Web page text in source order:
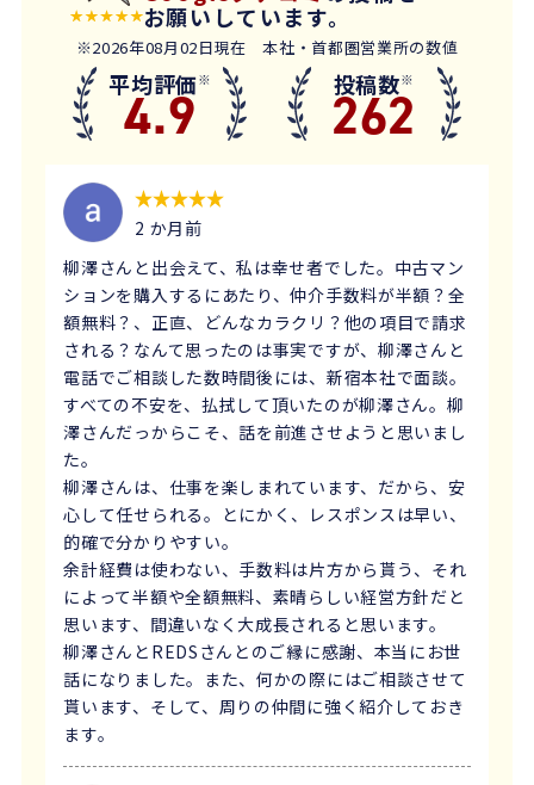
お願いしています。
※2026年08月02日現在 本社・首都圏営業所の数値
平均評価※
4.9 投稿数※
262
2 か月前
柳澤さんと出会えて、私は幸せ者でした。中古マン
ションを購入するにあたり、仲介手数料が半額？全
額無料？、正直、どんなカラクリ？他の項目で請求
される？なんて思ったのは事実ですが、柳澤さんと
電話でご相談した数時間後には、新宿本社で面談。
すべての不安を、払拭して頂いたのが柳澤さん。柳
澤さんだっからこそ、話を前進させようと思いまし
た。
柳澤さんは、仕事を楽しまれています、だから、安
心して任せられる。とにかく、レスポンスは早い、
的確で分かりやすい。
余計経費は使わない、手数料は片方から貰う、それ
によって半額や全額無料、素晴らしい経営方針だと
思います、間違いなく大成長されると思います。
柳澤さんとREDSさんとのご縁に感謝、本当にお世
話になりました。また、何かの際にはご相談させて
貰います、そして、周りの仲間に強く紹介しておき
ます。